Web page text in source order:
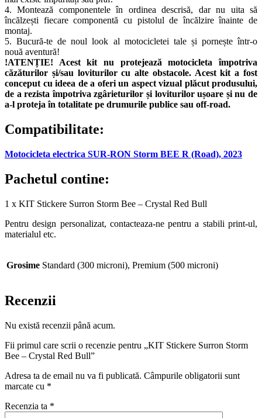
4. Montează componentele în ordinea descrisă, dar nu uita să
încălzești fiecare componentă cu pistolul de încălzire înainte de
montaj.
5. Bucură-te de noul look al motocicletei tale și pornește într-o
nouă aventură!
!ATENȚIE! Acest kit nu protejează motocicleta împotriva
căzăturilor și/sau loviturilor cu alte obstacole. Acest kit a fost
conceput cu ideea de a oferi un aspect vizual plăcut produsului,
de a rezista împotriva zgârieturilor și loviturilor ușoare și nu de
a-l proteja în totalitate pe drumurile publice sau off-road.
Compatibilitate:
Motocicleta electrica SUR-RON Storm BEE R (Road), 2023
Pachetul contine:
1 x KIT Stickere Surron Storm Bee – Crystal Red Bull
Pentru design personalizat, contacteaza-ne pentru a stabili print-ul,
materialul etc.
Grosime Standard (300 microni), Premium (500 microni)
Recenzii
Nu există recenzii până acum.
Fii primul care scrii o recenzie pentru „KIT Stickere Surron Storm
Bee – Crystal Red Bull”
Adresa ta de email nu va fi publicată. Câmpurile obligatorii sunt
marcate cu *
Recenzia ta *